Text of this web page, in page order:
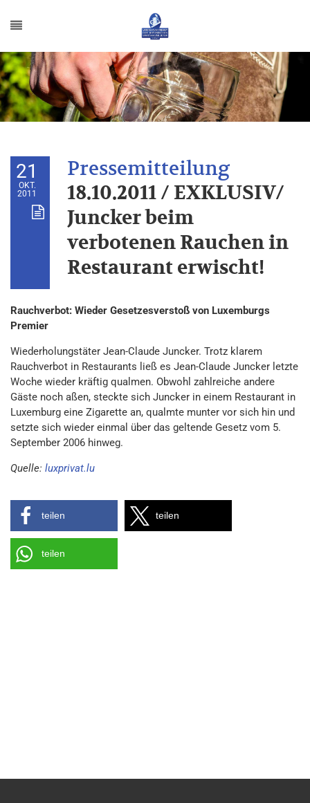
21
OKT.
2011
18.10.2011 / EXKLUSIV/
Juncker beim
verbotenen Rauchen in
Restaurant erwischt!
Rauchverbot: Wieder Gesetzesverstoß von Luxemburgs
Premier
Wiederholungstäter Jean-Claude Juncker. Trotz klarem
Rauchverbot in Restaurants ließ es Jean-Claude Juncker letzte
Woche wieder kräftig qualmen. Obwohl zahlreiche andere
Gäste noch aßen, steckte sich Juncker in einem Restaurant in
Luxemburg eine Zigarette an, qualmte munter vor sich hin und
setzte sich wieder einmal über das geltende Gesetz vom 5.
September 2006 hinweg.
Quelle: luxprivat.lu
teilen teilen
teilen